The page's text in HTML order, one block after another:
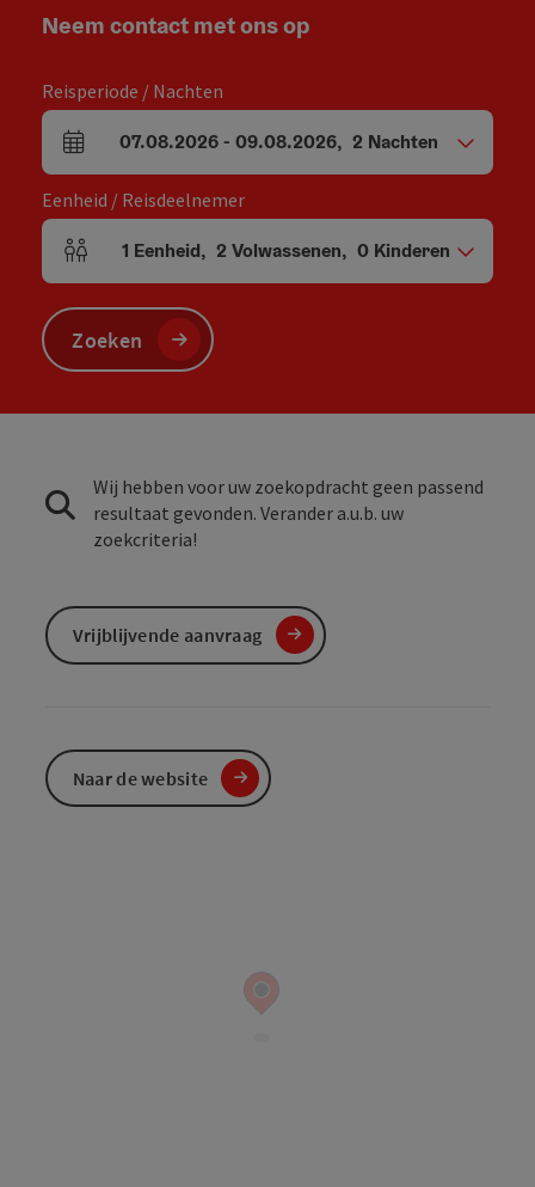
Neem contact met ons op
Reisperiode / Nachten
Velden voor aankomst en vertrek
07.08.2026- 09.08.2026, 2 Nachten
Eenheid / Reisdeelnemer
Aantal eenheden en persoonsvelden
1 Eenheid, 2 Volwassenen, 0 Kinderen
Zoeken
Wij hebben voor uw zoekopdracht geen passend
resultaat gevonden. Verander a.u.b. uw
zoekcriteria!
Vrijblijvende aanvraag
Naar de website